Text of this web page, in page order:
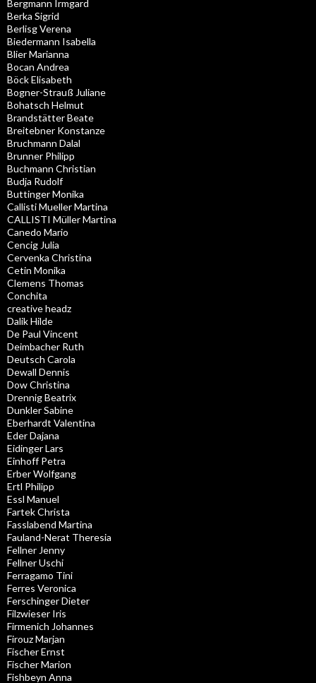
Bergmann Irmgard
Berka Sigrid
Berlisg Verena
Biedermann Isabella
Blier Marianna
Bocan Andrea
Böck Elisabeth
Bogner-Strauß Juliane
Bohatsch Helmut
Brandstätter Beate
Breitebner Konstanze
Bruchmann Dalal
Brunner Philipp
Buchmann Christian
Budja Rudolf
Buttinger Monika
Callisti Mueller Martina
CALLISTI Müller Martina
Canedo Mario
Cencig Julia
Cervenka Christina
Cetin Monika
Clemens Thomas
Conchita
creative headz
Dalik Hilde
De Paul Vincent
Deimbacher Ruth
Deutsch Carola
Dewall Dennis
Dow Christina
Drennig Beatrix
Dunkler Sabine
Eberhardt Valentina
Eder Dajana
Eidinger Lars
Einhoff Petra
Erber Wolfgang
Ertl Philipp
Essl Manuel
Fartek Christa
Fasslabend Martina
Fauland-Nerat Theresia
Fellner Jenny
Fellner Uschi
Ferragamo Tini
Ferres Veronica
Ferschinger Dieter
Filzwieser Iris
Firmenich Johannes
Firouz Marjan
Fischer Ernst
Fischer Marion
Fishbeyn Anna